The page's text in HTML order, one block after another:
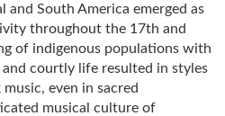
and South America emerged as
throughout the 17th and
of indigenous populations with
courtly life resulted in styles
even in sacred
musical culture of